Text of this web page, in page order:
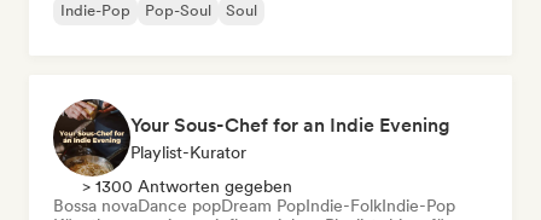
Indie-Pop
Pop-Soul Soul
Your Sous-Chef for an Indie Evening
Playlist-Kurator
> 1300 Antworten gegeben
Bossa novaDance popDream PopIndie-FolkIndie-Pop